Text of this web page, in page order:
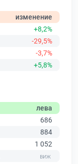
изменение
+8,2%
-29,5%
-3,7%
+5,8%
лева
686
884
1 052